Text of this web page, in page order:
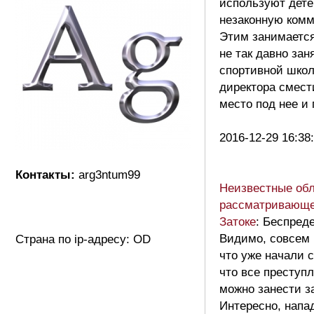
Контакты: arg3ntum99
Страна по ip-адресу: OD
используют
незаконную
Этим
не так давно
спортивной
директора
место под нее и
2016-12-29
Неизвестные
Затоке:
Видимо,
что уже начали
что все
можно занести
Интересно,